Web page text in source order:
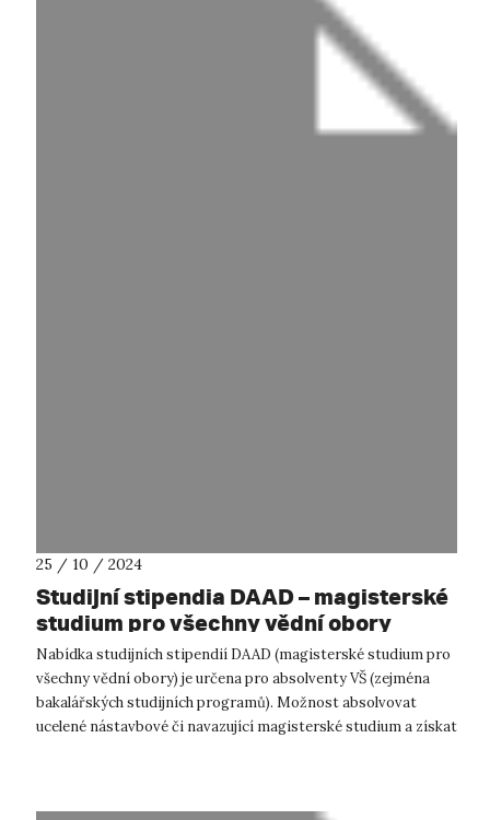
25 / 10 / 2024
Studijní stipendia DAAD – magisterské
studium pro všechny vědní obory
Nabídka studijních stipendií DAAD (magisterské studium pro
všechny vědní obory) je určena pro absolventy VŠ (zejména
bakalářských studijních programů). Možnost absolvovat
ucelené nástavbové či navazující magisterské studium a získat